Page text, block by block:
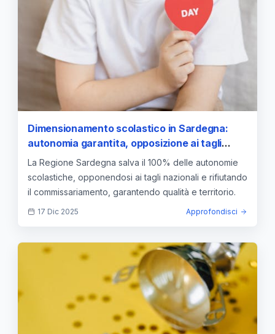
Dimensionamento scolastico in Sardegna:
autonomia garantita, opposizione ai tagli
nazionali
La Regione Sardegna salva il 100% delle autonomie
scolastiche, opponendosi ai tagli nazionali e rifiutando
il commissariamento, garantendo qualità e territorio.
17 Dic 2025 Approfondisci